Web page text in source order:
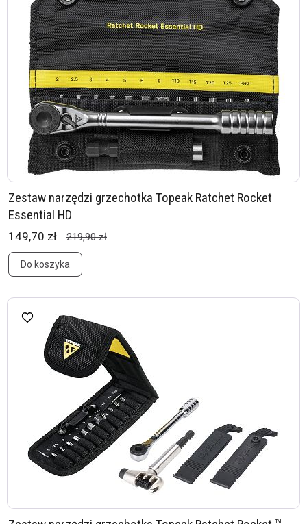
Zestaw narzędzi grzechotka Topeak Ratchet Rocket
Essential HD
149,70 zł 219,90 zł
Do koszyka